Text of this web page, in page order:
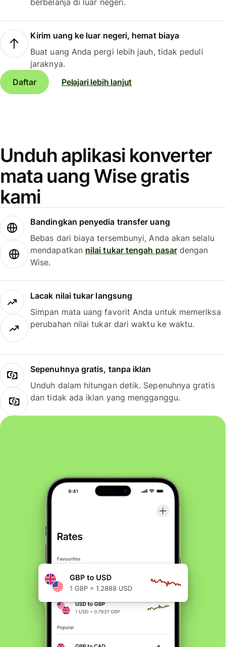
berbelanja di luar negeri.
Kirim uang ke luar negeri, hemat biaya
Buat uang Anda pergi lebih jauh, tidak peduli
jaraknya.
Daftar
Pelajari lebih lanjut
Unduh aplikasi konverter
mata uang Wise gratis
kami
Bandingkan penyedia transfer uang
Bebas dari biaya tersembunyi, Anda akan selalu
mendapatkan nilai tukar tengah pasardengan
Wise.
Lacak nilai tukar langsung
Simpan mata uang favorit Anda untuk memeriksa
perubahan nilai tukar dari waktu ke waktu.
Sepenuhnya gratis, tanpa iklan
Unduh dalam hitungan detik. Sepenuhnya gratis
dan tidak ada iklan yang mengganggu.